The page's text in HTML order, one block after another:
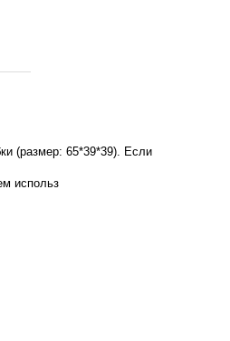
(размер: 65*39*39). Если
использ